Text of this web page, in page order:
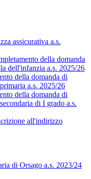
assicurativa a.s.
della domanda
dell'infanzia a.s. 2025/26
della domanda di
a.s. 2025/26
della domanda di
di I grado a.s.
all'indirizzo
di Orsago a.s. 2023/24